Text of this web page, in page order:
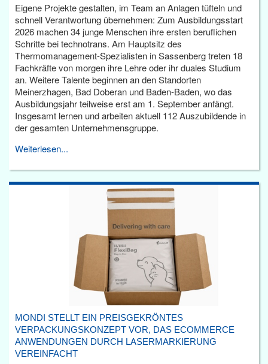
Eigene Projekte gestalten, im Team an Anlagen tüfteln und
schnell Verantwortung übernehmen: Zum Ausbildungsstart
2026 machen 34 junge Menschen ihre ersten beruflichen
Schritte bei technotrans. Am Hauptsitz des
Thermomanagement-Spezialisten in Sassenberg treten 18
Fachkräfte von morgen ihre Lehre oder ihr duales Studium
an. Weitere Talente beginnen an den Standorten
Meinerzhagen, Bad Doberan und Baden-Baden, wo das
Ausbildungsjahr teilweise erst am 1. September anfängt.
Insgesamt lernen und arbeiten aktuell 112 Auszubildende in
der gesamten Unternehmensgruppe.
Weiterlesen...
MONDI STELLT EIN PREISGEKRÖNTES
VERPACKUNGSKONZEPT VOR, DAS ECOMMERCE
ANWENDUNGEN DURCH LASERMARKIERUNG
VEREINFACHT